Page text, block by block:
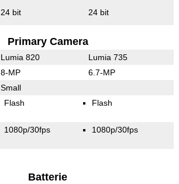
24 bit 24 bit
Primary Camera
Lumia 820 Lumia 735
8-MP 6.7-MP
Small
Flash Flash
1080p/30fps 1080p/30fps
Batterie